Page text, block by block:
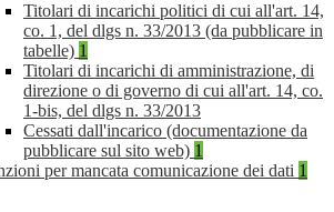
Titolari di incarichi politici di cui all'art. 14,
co. 1, del dlgs n. 33/2013 (da pubblicare in
tabelle) 1
Titolari di incarichi di amministrazione, di
direzione o di governo di cui all'art. 14, co.
1-bis, del dlgs n. 33/2013
Cessati dall'incarico (documentazione da
pubblicare sul sito web) 1
per mancata comunicazione dei dati 1